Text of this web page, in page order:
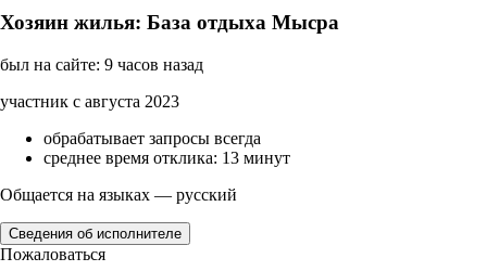
Хозяин жилья: База отдыха Мысра
был на сайте: 9 часов назад
участник с августа 2023
обрабатывает запросы всегда
среднее время отклика: 13 минут
Общается на языках — русский
Сведения об исполнителе
Пожаловаться